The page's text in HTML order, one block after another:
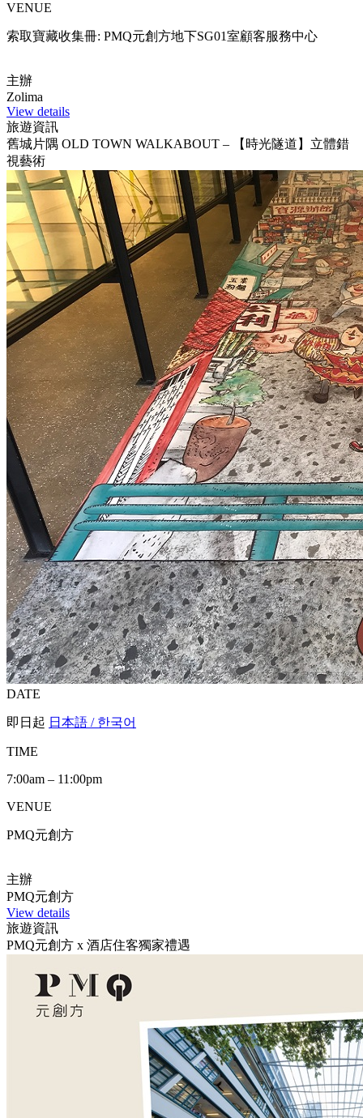
VENUE
索取寶藏收集冊: PMQ元創方地下SG01室顧客服務中心
主辦
Zolima
View details
旅遊資訊
舊城片隅 OLD TOWN WALKABOUT – 【時光隧道】立體錯
視藝術
DATE
即日起 日本語 / 한국어
TIME
7:00am – 11:00pm
VENUE
PMQ元創方
主辦
PMQ元創方
View details
旅遊資訊
PMQ元創方 x 酒店住客獨家禮遇